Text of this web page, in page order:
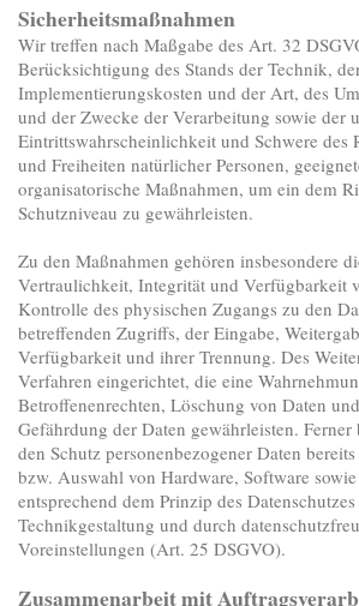
Sicherheitsmaßnahmen
Wir treffen nach Maßgabe des Art. 32
Berücksichtigung des Stands der Technik,
Implementierungskosten und der Art, des
und der Zwecke der Verarbeitung sowie der
Eintrittswahrscheinlichkeit und Schwere des
und Freiheiten natürlicher Personen,
organisatorische Maßnahmen, um ein dem
Schutzniveau zu gewährleisten.
Zu den Maßnahmen gehören insbesondere
Vertraulichkeit, Integrität und Verfügbarkeit
Kontrolle des physischen Zugangs zu den
betreffenden Zugriffs, der Eingabe,
Verfügbarkeit und ihrer Trennung. Des
Verfahren eingerichtet, die eine
Betroffenenrechten, Löschung von Daten
Gefährdung der Daten gewährleisten.
den Schutz personenbezogener Daten
bzw. Auswahl von Hardware, Software
entsprechend dem Prinzip des
Technikgestaltung und durch
Voreinstellungen (Art. 25 DSGVO).
Zusammenarbeit mit